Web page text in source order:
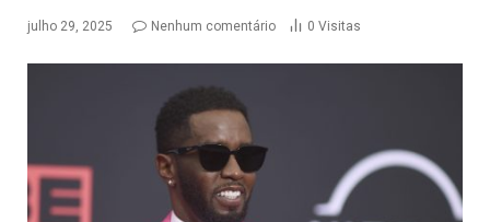
julho 29, 2025 Nenhum comentário 0 Visitas